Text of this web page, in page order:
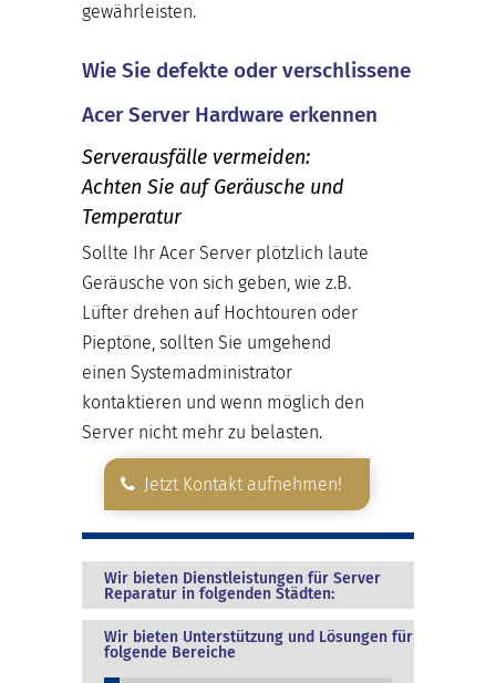
gewährleisten.
Wie Sie defekte oder verschlissene
Acer Server Hardware erkennen
Serverausfälle vermeiden:
Achten Sie auf Geräusche und
Temperatur
Sollte Ihr Acer Server plötzlich laute
Geräusche von sich geben, wie z.B.
Lüfter drehen auf Hochtouren oder
Pieptöne, sollten Sie umgehend
einen Systemadministrator
kontaktieren und wenn möglich den
Server nicht mehr zu belasten.
Jetzt Kontakt aufnehmen!
Wir bieten Dienstleistungen für Server
Reparatur in folgenden Städten:
Wir bieten Unterstützung und Lösungen für
folgende Bereiche